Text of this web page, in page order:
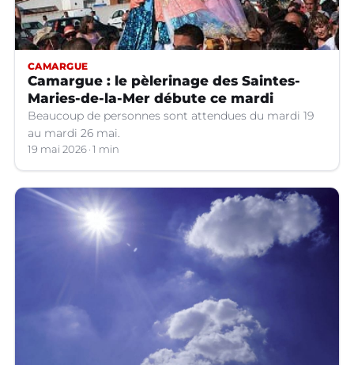
CAMARGUE
Camargue : le pèlerinage des Saintes-
Maries-de-la-Mer débute ce mardi
Beaucoup de personnes sont attendues du mardi 19
au mardi 26 mai.
19 mai 2026 1 min